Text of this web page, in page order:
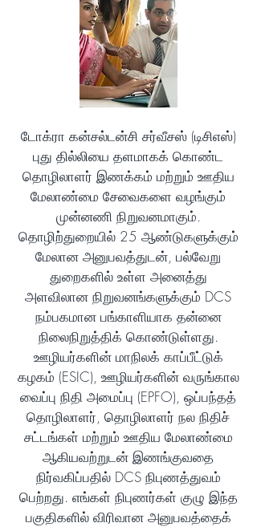
டோக்ரா கன்சல்டன்சி சர்வீசஸ் (டிசிஎஸ்)
புது தில்லியை தளமாகக் கொண்ட
தொழிலாளர் இணக்கம் மற்றும் ஊதிய
மேலாண்மை சேவைகளை வழங்கும்
முன்னணி நிறுவனமாகும்.
தொழிற்துறையில் 25 ஆண்டுகளுக்கும்
மேலான அனுபவத்துடன், பல்வேறு
துறைகளில் உள்ள அனைத்து
அளவிலான நிறுவனங்களுக்கும் DCS
நம்பகமான பங்காளியாக தன்னை
நிலைநிறுத்திக் கொண்டுள்ளது.
ஊழியர்களின் மாநிலக் காப்பீட்டுக்
கழகம் (ESIC), ஊழியர்களின் வருங்கால
வைப்பு நிதி அமைப்பு (EPFO), ஒப்பந்தத்
தொழிலாளர், தொழிலாளர் நல நிதிச்
சட்டங்கள் மற்றும் ஊதிய மேலாண்மை
ஆகியவற்றுடன் இணங்குவதை
நிர்வகிப்பதில் DCS நிபுணத்துவம்
பெற்றது. எங்கள் நிபுணர்கள் குழு இந்த
பகுதிகளில் விரிவான அனுபவத்தைக்